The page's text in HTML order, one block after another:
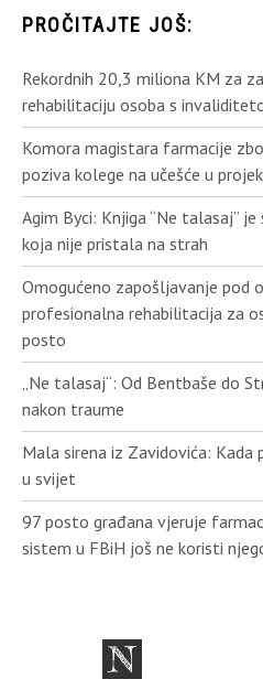
PROČITAJTE JOŠ:
Rekordnih 20,3 miliona KM za
rehabilitaciju osoba s
Komora magistara farmacije
poziva kolege na učešće u
Agim Byci: Knjiga “Ne talasaj”
koja nije pristala na strah
Omogućeno zapošljavanje pod
profesionalna rehabilitacija za
posto
„Ne talasaj“: Od Bentbaše do
nakon traume
Mala sirena iz Zavidovića:
u svijet
97 posto građana vjeruje
sistem u FBiH još ne koristi